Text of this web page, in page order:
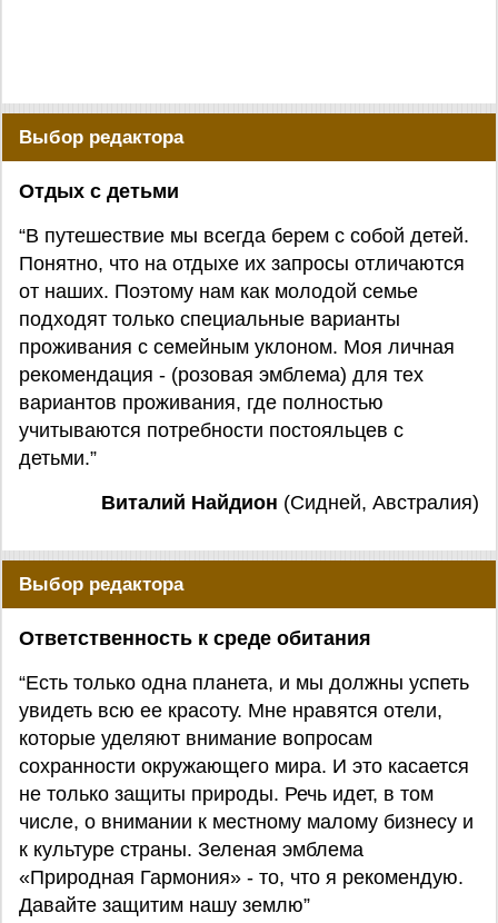
Выбор редактора
Отдых с детьми
“В путешествие мы всегда берем с собой детей.
Понятно, что на отдыхе их запросы отличаются
от наших. Поэтому нам как молодой семье
подходят только специальные варианты
проживания с семейным уклоном. Моя личная
рекомендация - (розовая эмблема) для тех
вариантов проживания, где полностью
учитываются потребности постояльцев с
детьми.”
Виталий Найдион (Сидней, Австралия)
Выбор редактора
Ответственность к среде обитания
“Есть только одна планета, и мы должны успеть
увидеть всю ее красоту. Мне нравятся отели,
которые уделяют внимание вопросам
сохранности окружающего мира. И это касается
не только защиты природы. Речь идет, в том
числе, о внимании к местному малому бизнесу и
к культуре страны. Зеленая эмблема
«Природная Гармония» - то, что я рекомендую.
Давайте защитим нашу землю”